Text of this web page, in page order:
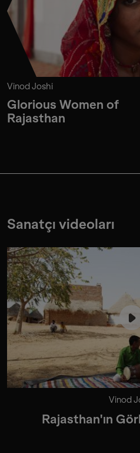
Vinod Joshi
Glorious Women of
Rajasthan
Sanatçı videoları
Vinod
Rajasthan'ın